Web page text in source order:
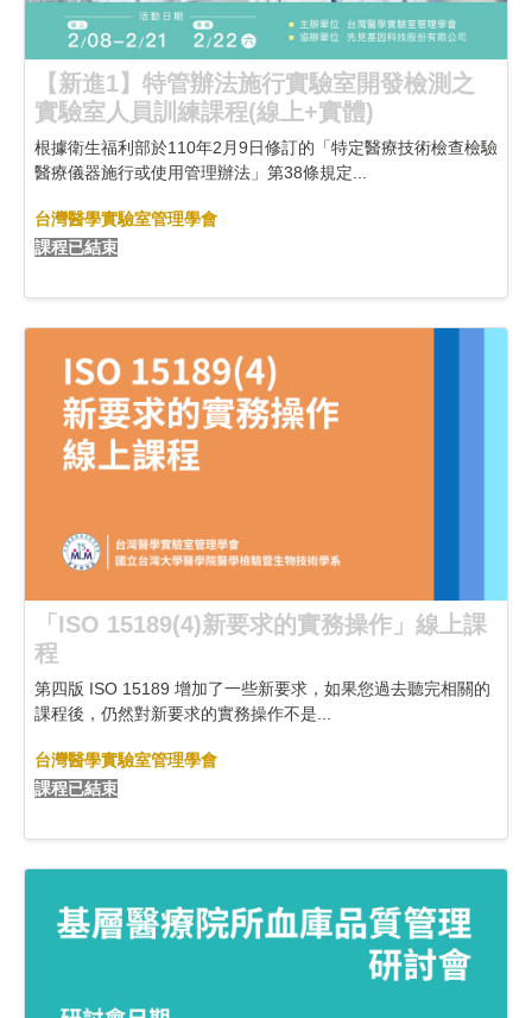
【新進1】特管辦法施行實驗室開發檢測之
實驗室人員訓練課程(線上+實體)
根據衛生福利部於110年2月9日修訂的「特定醫療技術檢查檢驗
醫療儀器施行或使用管理辦法」第38條規定...
台灣醫學實驗室管理學會
課程已結束
「ISO 15189(4)新要求的實務操作」線上課
程
第四版 ISO 15189 增加了一些新要求，如果您過去聽完相關的
課程後，仍然對新要求的實務操作不是...
台灣醫學實驗室管理學會
課程已結束